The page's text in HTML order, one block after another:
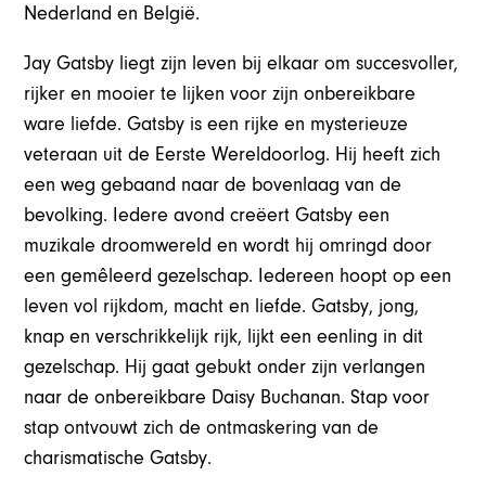
Nederland en België.
Jay Gatsby liegt zijn leven bij elkaar om succesvoller,
rijker en mooier te lijken voor zijn onbereikbare
ware liefde. Gatsby is een rijke en mysterieuze
veteraan uit de Eerste Wereldoorlog. Hij heeft zich
een weg gebaand naar de bovenlaag van de
bevolking. Iedere avond creëert Gatsby een
muzikale droomwereld en wordt hij omringd door
een gemêleerd gezelschap. Iedereen hoopt op een
leven vol rijkdom, macht en liefde. Gatsby, jong,
knap en verschrikkelijk rijk, lijkt een eenling in dit
gezelschap. Hij gaat gebukt onder zijn verlangen
naar de onbereikbare Daisy Buchanan. Stap voor
stap ontvouwt zich de ontmaskering van de
charismatische Gatsby.